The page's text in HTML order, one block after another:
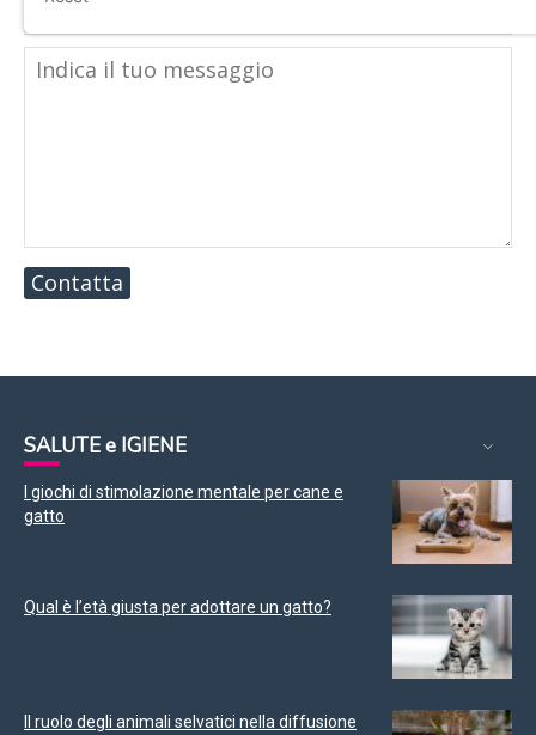
Contatta
SALUTE e IGIENE
I giochi di stimolazione mentale per cane e
gatto
Qual è l’età giusta per adottare un gatto?
Il ruolo degli animali selvatici nella diffusione